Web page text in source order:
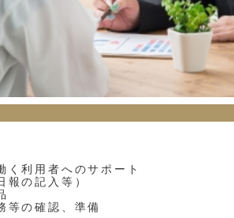
く利用者へのサポート
報の記入等）
等の確認、準備